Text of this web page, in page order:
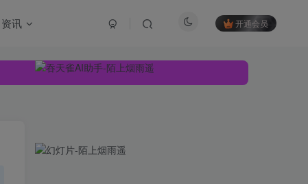
资讯 开通会员